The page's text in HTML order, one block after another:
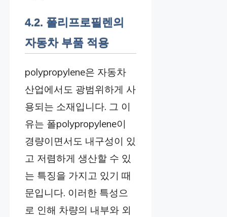
4.2. 폴리프로필렌의
자동차 부품 적용
polypropylene은 자동차
산업에서도 광범위하게 사
용되는 소재입니다. 그 이
유는 폴polypropylene이
경량이면서도 내구성이 있
고 저렴하게 생산할 수 있
는 특징을 가지고 있기 때
문입니다. 이러한 특성으
로 인해 차량의 내부와 외